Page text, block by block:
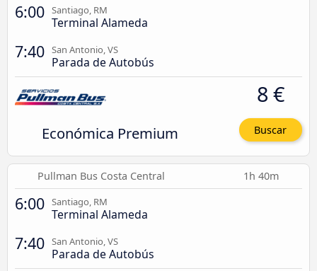
6:00 Santiago, RM
Terminal Alameda
7:40 San Antonio, VS
Parada de Autobús
Económica Premium
8 €
Buscar
Pullman Bus Costa Central 1h 40m
6:00 Santiago, RM
Terminal Alameda
7:40 San Antonio, VS
Parada de Autobús